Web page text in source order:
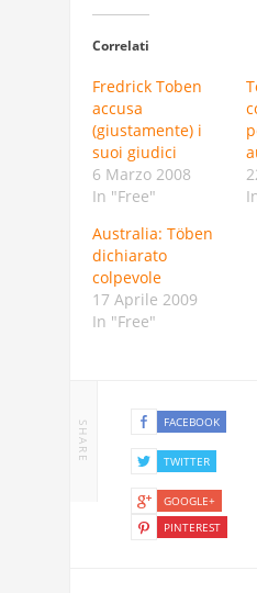
Correlati
Fredrick Toben
accusa
(giustamente) i
suoi giudici
6 Marzo 2008
In "Free"
Australia: Töben
dichiarato
colpevole
17 Aprile 2009
In "Free"
SHARE FACEBOOK
TWITTER
GOOGLE+
PINTEREST